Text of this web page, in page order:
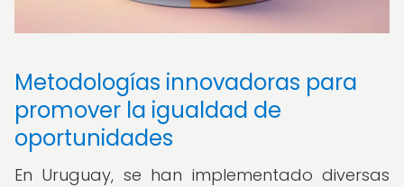
Metodologías innovadoras para
promover la igualdad de
oportunidades
En Uruguay, se han implementado diversas